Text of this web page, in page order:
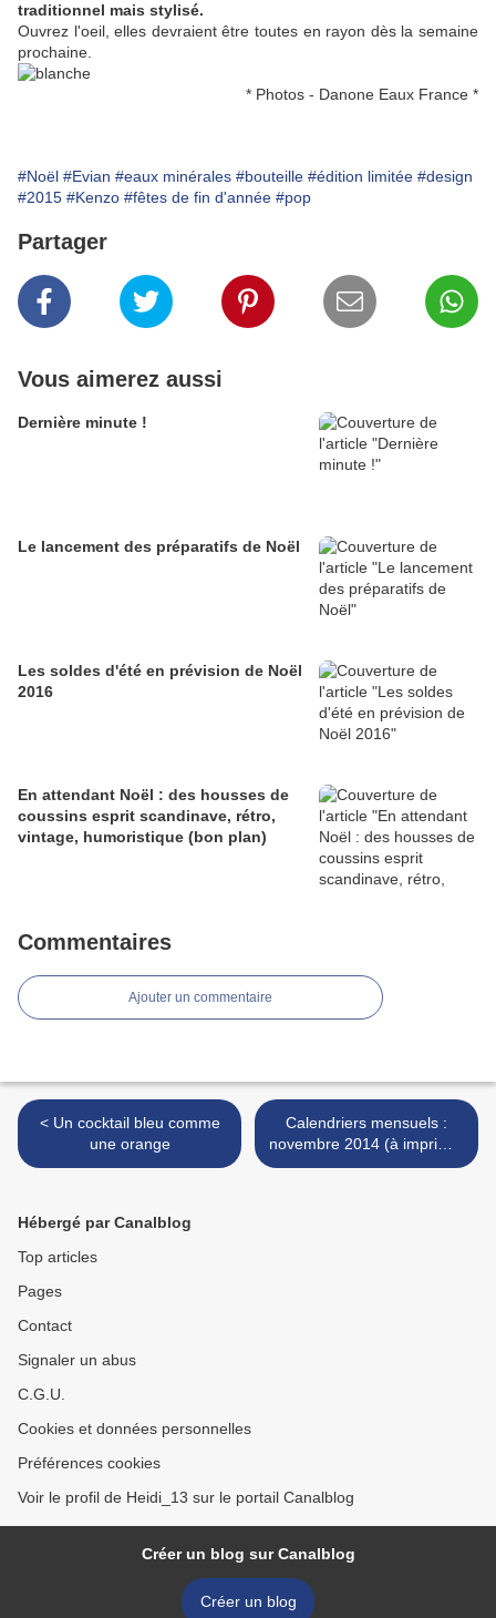
traditionnel mais stylisé.
Ouvrez l'oeil, elles devraient être toutes en rayon dès la semaine
prochaine.
* Photos - Danone Eaux France *
#Noël #Evian #eaux minérales #bouteille #édition limitée #design
#2015 #Kenzo #fêtes de fin d'année #pop
Partager
Vous aimerez aussi
Dernière minute !
Le lancement des préparatifs de Noël
Les soldes d'été en prévision de Noël
2016
En attendant Noël : des housses de
coussins esprit scandinave, rétro,
vintage, humoristique (bon plan)
Commentaires
Ajouter un commentaire
< Un cocktail bleu comme
une orange
Calendriers mensuels :
novembre 2014 (à imprimer
- gratuit) >
Hébergé par Canalblog
Top articles
Pages
Contact
Signaler un abus
C.G.U.
Cookies et données personnelles
Préférences cookies
Voir le profil de Heidi_13 sur le portail Canalblog
Créer un blog sur Canalblog
Créer un blog